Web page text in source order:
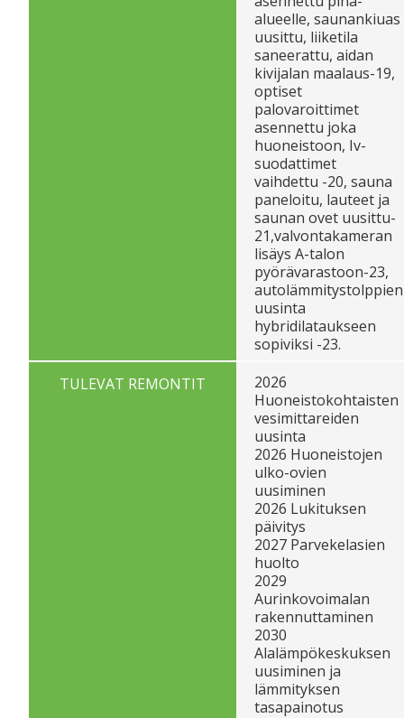
alueelle, saunankiuas
uusittu, liiketila
saneerattu, aidan
kivijalan maalaus-19,
optiset
palovaroittimet
asennettu joka
huoneistoon, Iv-
suodattimet
vaihdettu -20, sauna
paneloitu, lauteet ja
saunan ovet uusittu-
21,valvontakameran
lisäys A-talon
pyörävarastoon-23,
autolämmitystolppien
uusinta
hybridilataukseen
sopiviksi -23.
TULEVAT REMONTIT
2026
Huoneistokohtaisten
vesimittareiden
uusinta
2026 Huoneistojen
ulko-ovien
uusiminen
2026 Lukituksen
päivitys
2027 Parvekelasien
huolto
2029
Aurinkovoimalan
rakennuttaminen
2030
Alalämpökeskuksen
uusiminen ja
lämmityksen
tasapainotus